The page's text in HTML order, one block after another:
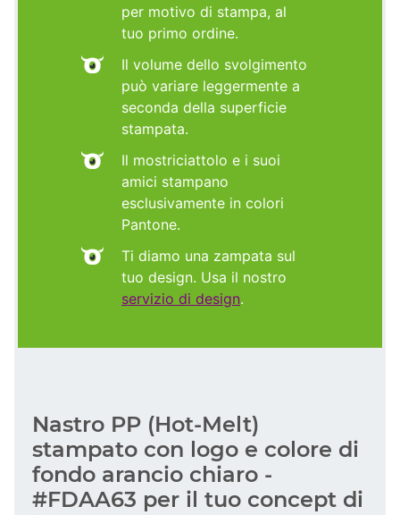
per motivo di stampa, al
tuo primo ordine.
Il volume dello svolgimento
può variare leggermente a
seconda della superficie
stampata.
Il mostriciattolo e i suoi
amici stampano
esclusivamente in colori
Pantone.
Ti diamo una zampata sul
tuo design. Usa il nostro
servizio di design.
Nastro PP (Hot-Melt)
stampato con logo e colore di
fondo arancio chiaro -
#FDAA63 per il tuo concept di